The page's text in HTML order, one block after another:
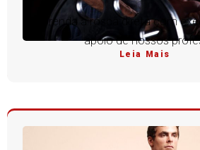
Aprenda a rosca direta com
apoio de nossos
Leia Mais